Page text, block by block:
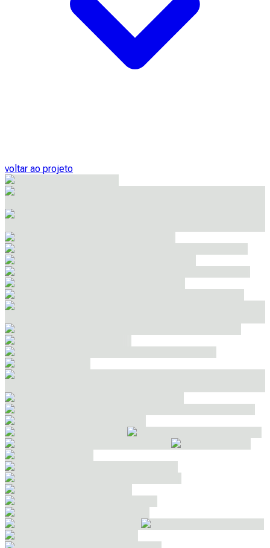
voltar ao projeto